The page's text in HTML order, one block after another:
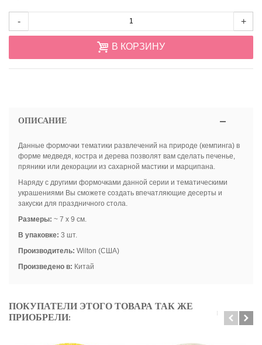
- +
В КОРЗИНУ
ОПИСАНИЕ
Данные формочки тематики развлечений на природе (кемпинга) в
форме медведя, костра и дерева позволят вам сделать печенье,
пряники или декорации из сахарной мастики и марципана.
Наряду с другими формочками данной серии и тематическими
украшениями Вы сможете создать впечатляющие десерты и
закуски для праздничного стола.
Размеры: ~ 7 x 9 см.
В упаковке: 3 шт.
Производитель: Wilton (США)
Произведено в: Китай
ПОКУПАТЕЛИ ЭТОГО ТОВАРА ТАК ЖЕ
ПРИОБРЕЛИ: